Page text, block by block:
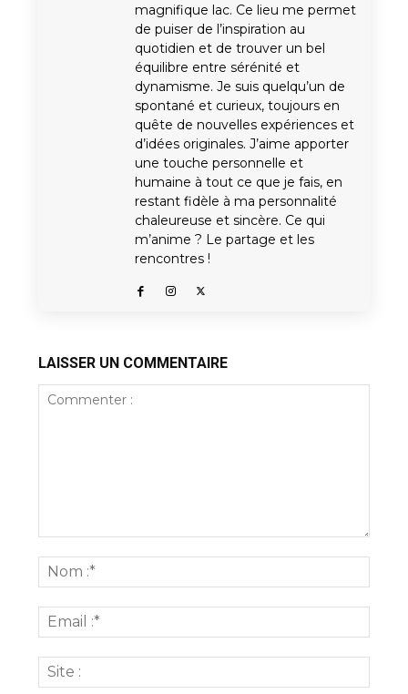
magnifique lac. Ce lieu me permet
de puiser de l’inspiration au
quotidien et de trouver un bel
équilibre entre sérénité et
dynamisme. Je suis quelqu’un de
spontané et curieux, toujours en
quête de nouvelles expériences et
d’idées originales. J’aime apporter
une touche personnelle et
humaine à tout ce que je fais, en
restant fidèle à ma personnalité
chaleureuse et sincère. Ce qui
m’anime ? Le partage et les
rencontres !
LAISSER UN COMMENTAIRE
:*
:*
: